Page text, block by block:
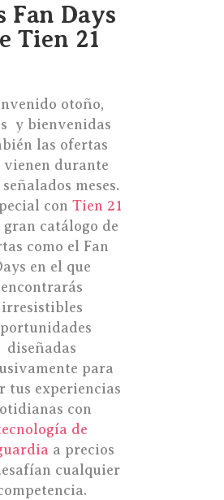
Fan Days
Tien 21
otoño,
y bienvenidas
las ofertas
vienen durante
señalados meses.
con Tien 21
gran catálogo de
como el Fan
en el que
encontrarás
irresistibles
diseñadas
para
tus experiencias
con
de
a precios
cualquier